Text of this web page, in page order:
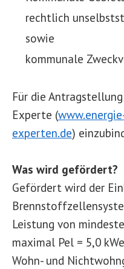
rechtlich
sowie
kommunale
Für die
Experte (
experten.de)
Was wird gefördert?
Gefördert wird der
Leistung von
maximal Pel = 5,0
Wohn- und